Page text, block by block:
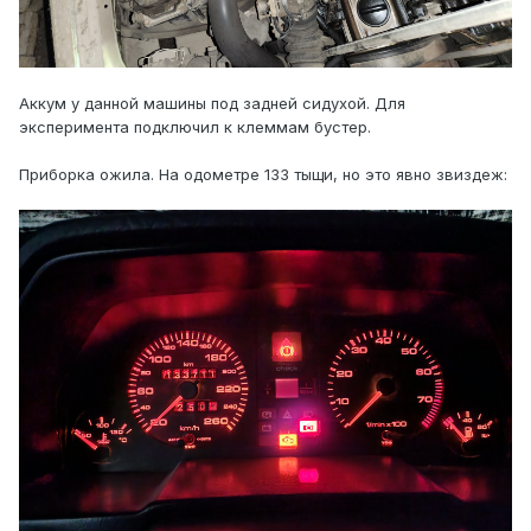
Аккум у данной машины под задней сидухой. Для
эксперимента подключил к клеммам бустер.
Приборка ожила. На одометре 133 тыщи, но это явно звиздеж: